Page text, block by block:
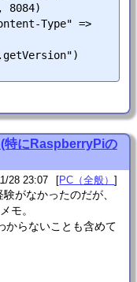
8084)
Type" =>
特にRaspberryPiの
28 23:07 PC（全般）
がなかったのだが、
モ。
からないことも含めて